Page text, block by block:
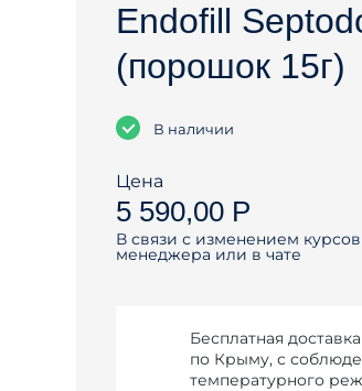
Endofill
(порошок 15г)
В наличии
Цена
5 590,00 Р
В связи с изменением
менеджера или в чате
Бесплатная доставка
по Крыму, с
температурного